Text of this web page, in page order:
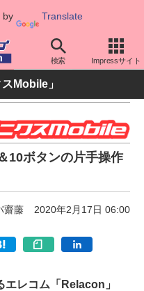
by Translate
検索 Impressサイト
ー その他
Mobile」
10ボタンの片手操作
齋藤 2020年2月17日 06:00
エレコム「Relacon」